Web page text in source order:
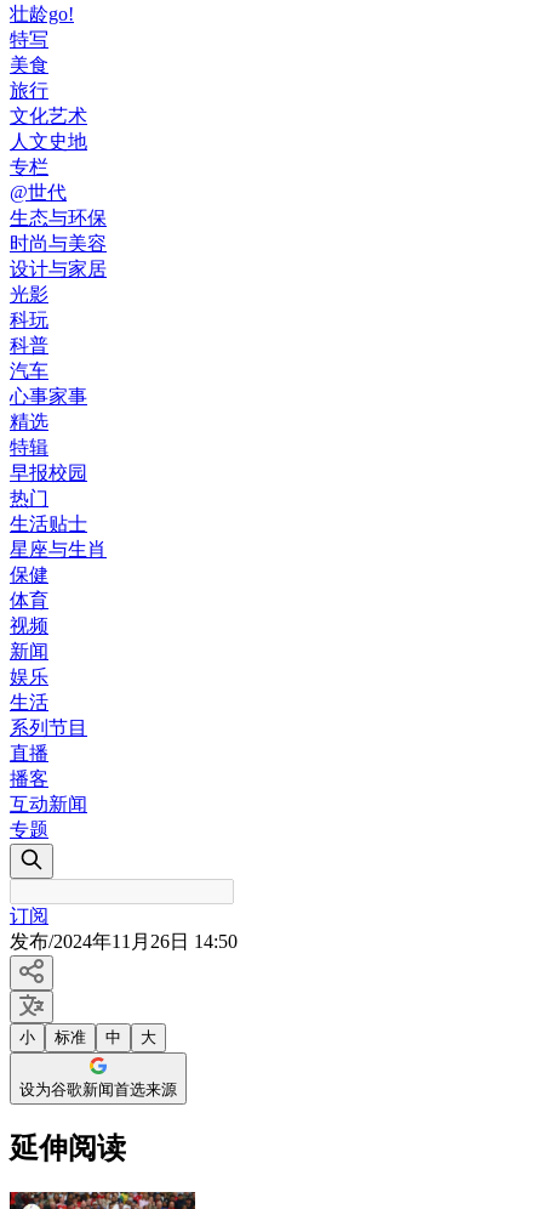
壮龄go!
特写
美食
旅行
文化艺术
人文史地
专栏
@世代
生态与环保
时尚与美容
设计与家居
光影
科玩
科普
汽车
心事家事
精选
特辑
早报校园
热门
生活贴士
星座与生肖
保健
体育
视频
新闻
娱乐
生活
系列节目
直播
播客
互动新闻
专题
订阅
发布/2024年11月26日 14:50
小 标准 中 大
设为谷歌新闻首选来源
延伸阅读